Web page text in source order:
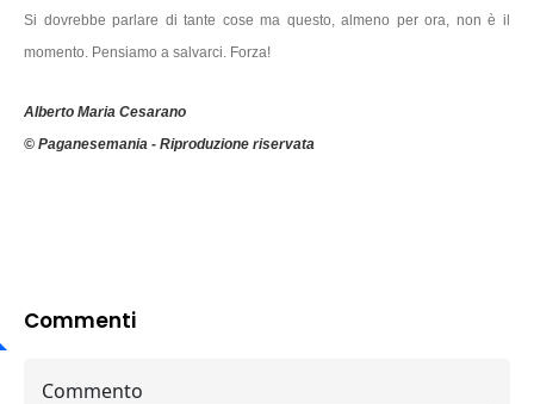
Si dovrebbe parlare di tante cose ma questo, almeno per ora, non è il
momento. Pensiamo a salvarci. Forza!
Alberto Maria Cesarano
© Paganesemania - Riproduzione riservata
Commenti